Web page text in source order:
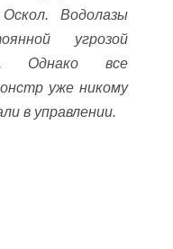
Водолазы
угрозой
Однако все
уже никому
в управлении.